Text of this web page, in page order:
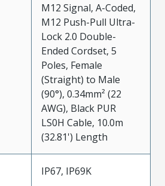
M12 Signal, A-Coded,
M12 Push-Pull Ultra-
Lock 2.0 Double-
Ended Cordset, 5
Poles, Female
(Straight) to Male
(90°), 0.34mm² (22
AWG), Black PUR
LS0H Cable, 10.0m
(32.81') Length
IP67, IP69K